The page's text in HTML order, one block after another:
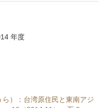
年度
ら）：台湾原住民と東南アジ